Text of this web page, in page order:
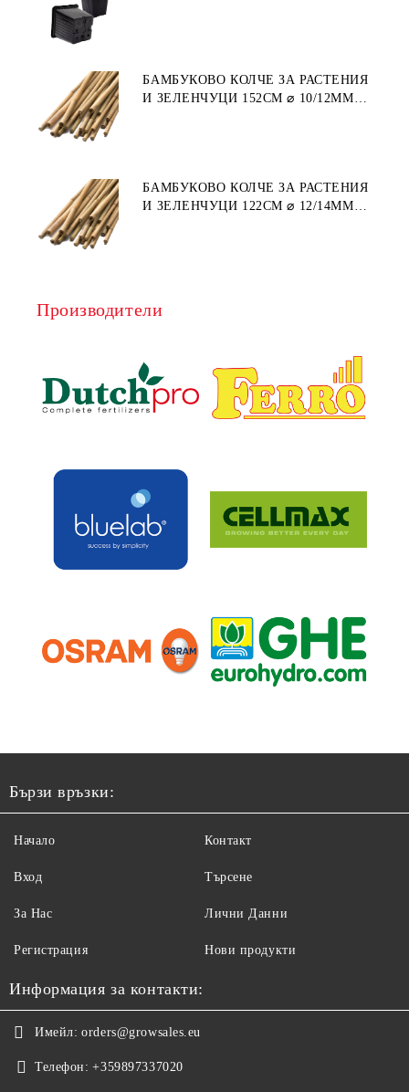
БАМБУКОВО КОЛЧЕ ЗА РАСТЕНИЯ
И ЗЕЛЕНЧУЦИ 152СМ ⌀ 10/12ММ
БАМБУКОВО КОЛЧЕ ЗА РАСТЕНИЯ
И ЗЕЛЕНЧУЦИ 122СМ ⌀ 12/14ММ
Производители
Бързи връзки:
Начало
Вход
За Нас
Регистрация
Контакт
Търсене
Лични Данни
Нови продукти
Информация за контакти:
Имейл: orders@growsales.eu
Телефон: +359897337020